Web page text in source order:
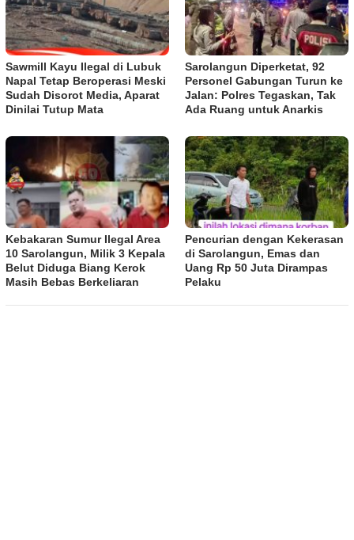
Sawmill Kayu Ilegal di Lubuk
Napal Tetap Beroperasi Meski
Sudah Disorot Media, Aparat
Dinilai Tutup Mata
Sarolangun Diperketat, 92
Personel Gabungan Turun ke
Jalan: Polres Tegaskan, Tak
Ada Ruang untuk Anarkis
Kebakaran Sumur Ilegal Area
10 Sarolangun, Milik 3 Kepala
Belut Diduga Biang Kerok
Masih Bebas Berkeliaran
Pencurian dengan Kekerasan
di Sarolangun, Emas dan
Uang Rp 50 Juta Dirampas
Pelaku